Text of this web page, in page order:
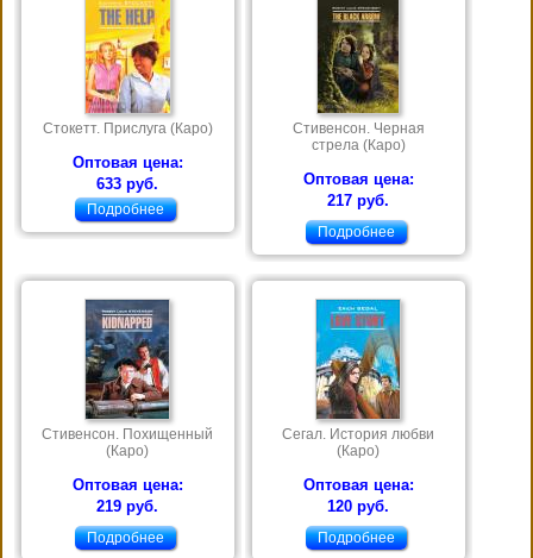
Стокетт. Прислуга (Каро)
Оптовая цена:
633 руб.
Подробнее
Стивенсон. Черная
стрела (Каро)
Оптовая цена:
217 руб.
Подробнее
Стивенсон. Похищенный
(Каро)
Оптовая цена:
219 руб.
Подробнее
Сегал. История любви
(Каро)
Оптовая цена:
120 руб.
Подробнее